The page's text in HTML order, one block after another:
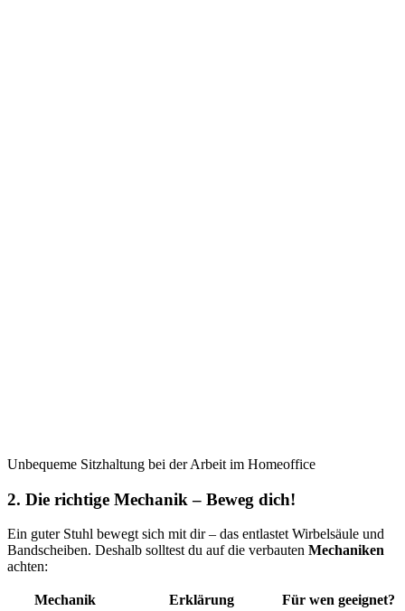
Unbequeme Sitzhaltung bei der Arbeit im Homeoffice
2. Die richtige Mechanik – Beweg dich!
Ein guter Stuhl bewegt sich mit dir – das entlastet Wirbelsäule und
Bandscheiben. Deshalb solltest du auf die verbauten Mechaniken
achten:
Mechanik Erklärung
Für wen geeignet?